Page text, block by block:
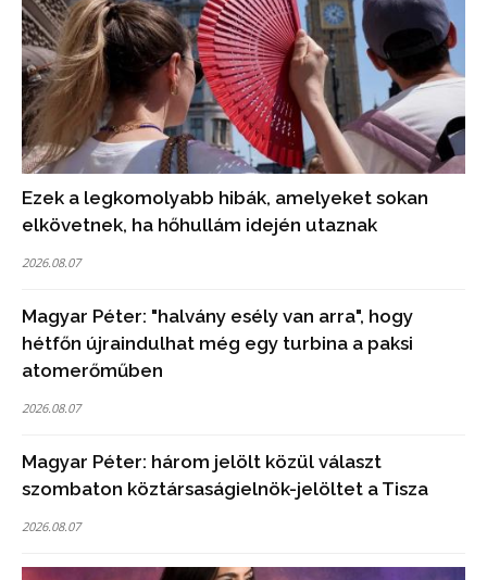
Ezek a legkomolyabb hibák, amelyeket sokan
elkövetnek, ha hőhullám idején utaznak
2026.08.07
Magyar Péter: "halvány esély van arra", hogy
hétfőn újraindulhat még egy turbina a paksi
atomerőműben
2026.08.07
Magyar Péter: három jelölt közül választ
szombaton köztársaságielnök-jelöltet a Tisza
2026.08.07